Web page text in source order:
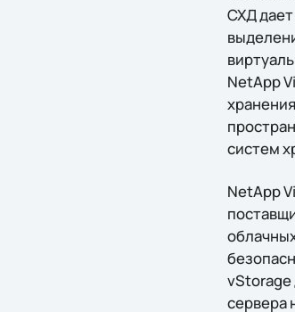
СХД
NetApp
систем
NetApp
vStorage
сервера